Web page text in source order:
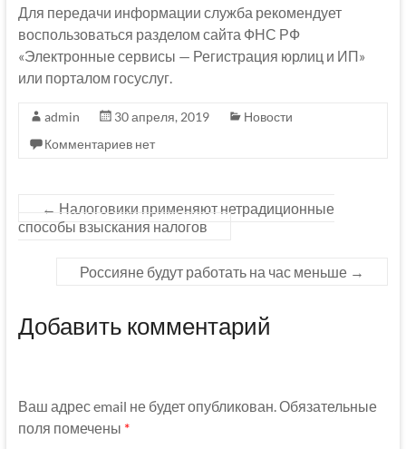
Для передачи информации служба рекомендует
воспользоваться разделом сайта ФНС РФ
«Электронные сервисы — Регистрация юрлиц и ИП»
или порталом госуслуг.
admin 30 апреля, 2019
Новости
Комментариев нет
← Налоговики применяют нетрадиционные
способы взыскания налогов
Россияне будут работать на час меньше →
Добавить комментарий
Ваш адрес email не будет опубликован. Обязательные
поля помечены *